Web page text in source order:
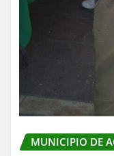
MUNICIPIO DE